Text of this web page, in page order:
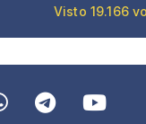
Visto 19.166